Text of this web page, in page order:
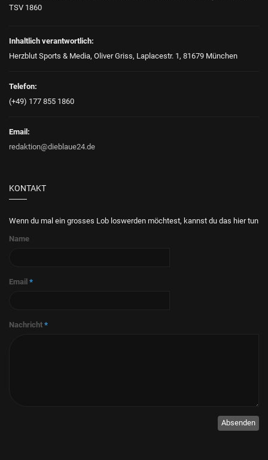
TSV 1860
Inhaltlich verantwortlich:
Herzblut Sports & Media, Oliver Griss, Laplacestr. 1, 81679 München
Telefon:
(+49) 177 855 1860
Email:
redaktion@dieblaue24.de
KONTAKT
Wenn du mal ein grosses Lob loswerden möchtest, kannst du das hier tun
Name
Email *
Nachricht *
Absenden